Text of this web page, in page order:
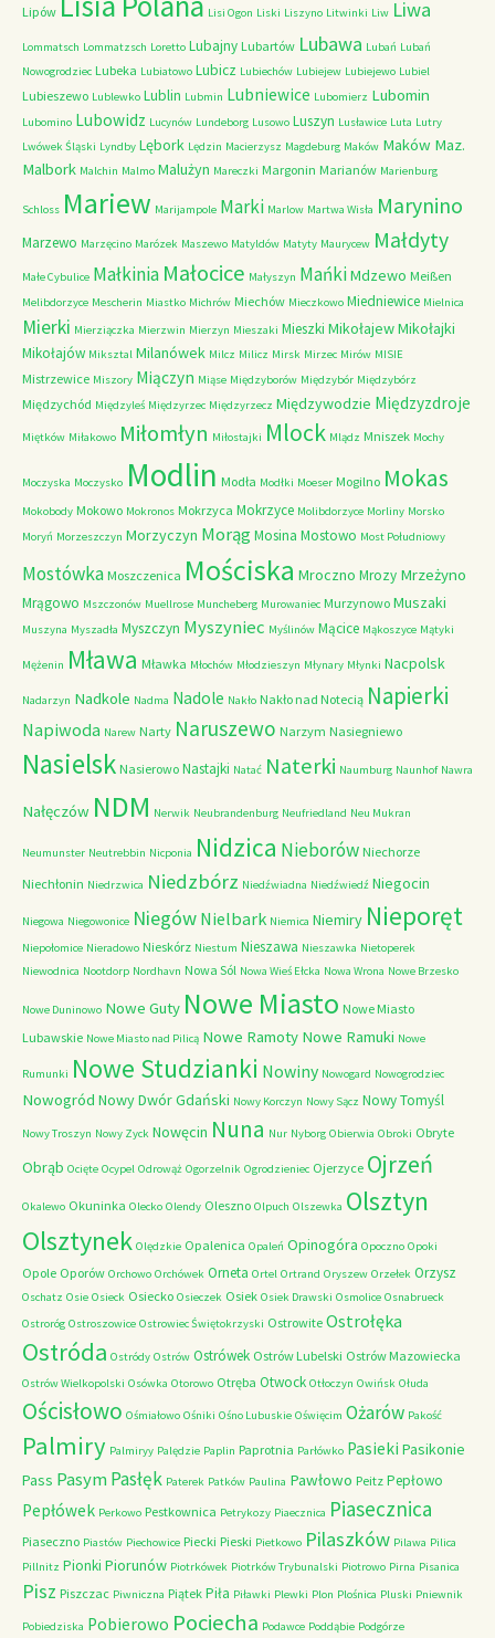
Lipów Lisi Ogon Liski Liszyno Litwinki Liw Liwa
Lommatsch Lommatzsch Loretto Lubajny Lubartów Lubawa Lubań Lubań
Nowogrodziec Lubeka Lubiatowo Lubicz Lubiechów Lubiejew Lubiejewo Lubiel
Lubieszewo Lublewko Lublin Lubmin Lubniewice Lubomierz Lubomin
Lubomino Lubowidz Lucynów Lundeborg Lusowo Luszyn Lusławice Luta Lutry
Lwówek Śląski Lyndby Lębork Lędzin Macierzysz Magdeburg Maków Maków Maz.
Malbork Malchin Malmo Malużyn Mareczki Margonin Marianów Marienburg
Schloss Mariew Marijampole Marki Marlow Martwa Wisła Marynino
Marzewo Marzęcino Marózek Maszewo Matyldów Matyty Maurycew Małdyty
Małe Cybulice Małkinia Małocice Małyszyn MańkiMdzewo Meißen
Melibdorzyce Mescherin Miastko Michrów Miechów Mieczkowo Miedniewice Mielnica
Mierki Mierziączka Mierzwin Mierzyn Mieszaki Mieszki MikołajewMikołajki
Mikołajów Miksztal Milanówek Milcz Milicz Mirsk Mirzec Mirów MISIE
Mistrzewice Miszory Miączyn Miąse Międzyborów Międzybór Międzybórz
Międzychód Międzyleś Międzyrzec Międzyrzecz Międzywodzie Międzyzdroje
Miętków Miłakowo Miłomłyn Miłostajki Mlock Mlądz Mniszek Mochy
Moczyska Moczysko Modlin Modła Modłki Moeser Mogilno Mokas
Mokobody Mokowo Mokronos Mokrzyca Mokrzyce Molibdorzyce Morliny Morsko
Moryń Morzeszczyn Morzyczyn MorągMosina Mostowo Most Południowy
Mostówka Moszczenica Mościska Mroczno Mrozy Mrzeżyno
Mrągowo Mszczonów Muellrose Muncheberg Murowaniec Murzynowo Muszaki
Muszyna Myszadła Myszczyn Myszyniec Myślinów Mącice Mąkoszyce Mątyki
Mężenin Mława Mławka Młochów Młodzieszyn Młynary Młynki Nacpolsk
Nadarzyn Nadkole Nadma Nadole Nakło Nakło nad Notecią Napierki
Napiwoda Narew Narty Naruszewo Narzym Nasiegniewo
Nasielsk Nasierowo Nastajki Natać Naterki Naumburg Naunhof Nawra
Nałęczów NDM Nerwik Neubrandenburg Neufriedland Neu Mukran
Neumunster Neutrebbin Nicponia Nidzica Nieborów Niechorze
Niechłonin Niedrzwica Niedzbórz Niedźwiadna Niedźwiedź Niegocin
Niegowa Niegowonice Niegów Nielbark Niemica Niemiry Nieporęt
Niepołomice Nieradowo Nieskórz Niestum Nieszawa Nieszawka Nietoperek
Niewodnica Nootdorp Nordhavn Nowa Sól Nowa Wieś Ełcka Nowa Wrona Nowe Brzesko
Nowe Duninowo Nowe Guty Nowe Miasto Nowe Miasto
Lubawskie Nowe Miasto nad Pilicą Nowe Ramoty Nowe Ramuki Nowe
Rumunki Nowe Studzianki Nowiny Nowogard Nowogrodziec
Nowogród Nowy Dwór Gdański Nowy Korczyn Nowy Sącz Nowy Tomyśl
Nowy Troszyn Nowy Zyck Nowęcin Nuna Nur Nyborg Obierwia Obroki Obryte
Obrąb Ocięte Ocypel Odrowąż Ogorzelnik Ogrodzieniec Ojerzyce Ojrzeń
Okalewo Okuninka Olecko Olendy Oleszno Olpuch Olszewka Olsztyn
Olsztynek Olędzkie Opalenica Opaleń Opinogóra Opoczno Opoki
Opole Oporów Orchowo Orchówek Orneta Ortel Ortrand Oryszew Orzełek Orzysz
Oschatz Osie Osieck Osiecko Osieczek Osiek Osiek Drawski Osmolice Osnabrueck
Ostroróg Ostroszowice Ostrowiec Świętokrzyski Ostrowite Ostrołęka
Ostróda Ostródy Ostrów Ostrówek Ostrów Lubelski Ostrów Mazowiecka
Ostrów Wielkopolski Osówka Otorowo Otręba Otwock Otłoczyn Owińsk Ołuda
Ościsłowo Ośmiałowo Ośniki Ośno Lubuskie Oświęcim Ożarów Pakość
Palmiry Palmiryy Palędzie Paplin Paprotnia Parłówko Pasieki Pasikonie
Pass PasymPasłęk Paterek Patków Paulina Pawłowo Peitz Pepłowo
Pepłówek Perkowo Pestkownica Petrykozy Piaecznica Piasecznica
Piaseczno Piastów Piechowice Piecki Pieski Pietkowo Pilaszków Pilawa Pilica
Pillnitz Pionki Piorunów Piotrkówek Piotrków Trybunalski Piotrowo Pirna Pisanica
Pisz Piszczac Piwniczna Piątek Piła Piławki Plewki Plon Plośnica Pluski Pniewnik
Pobiedziska Pobierowo Pociecha Podawce Poddąbie Podgórze